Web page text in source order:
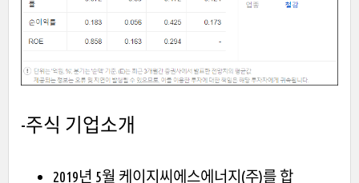
-주식 기업소개
2019년 5월 케이지씨에스에너지(주)를 합